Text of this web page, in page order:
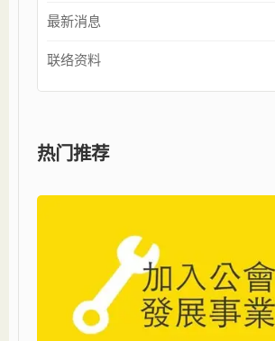
最新消息
联络资料
热门推荐